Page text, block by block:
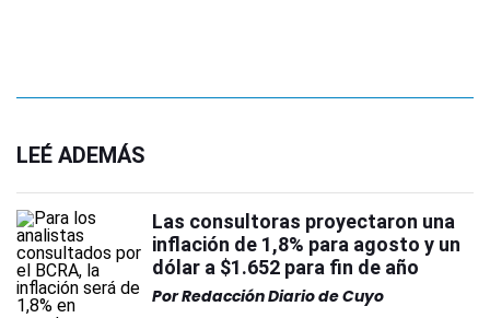
LEÉ ADEMÁS
Las consultoras proyectaron una
inflación de 1,8% para agosto y un
dólar a $1.652 para fin de año
PorRedacción Diario de Cuyo